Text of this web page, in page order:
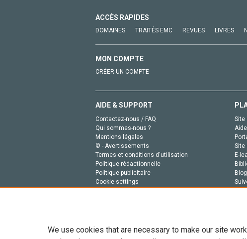
ACCÈS RAPIDES
DOMAINES TRAITÉS EMC REVUES LIVRES
MON COMPTE
CRÉER UN COMPTE
AIDE & SUPPORT
Contactez-nous / FAQ
Qui sommes-nous ?
Mentions légales
© - Avertissements
Termes et conditions d'utilisation
Politique rédactionnelle
Politique publicitaire
Cookie settings
Site
Site
E-
We use cookies that are necessary to make our site